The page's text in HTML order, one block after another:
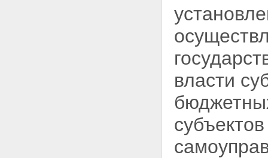
власти